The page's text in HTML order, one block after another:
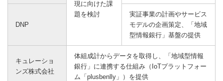
現に向けた課
題を検討
DNP
実証事業の計画やサービス
モデルの企画策定、「地域
型情報銀行」基盤の提供
キュレーショ
ンズ株式会社
体組成計からデータを取得し、「地域型情報
銀行」に連携する仕組み（IoTプラットフォー
ム「plusbenlly」）を提供